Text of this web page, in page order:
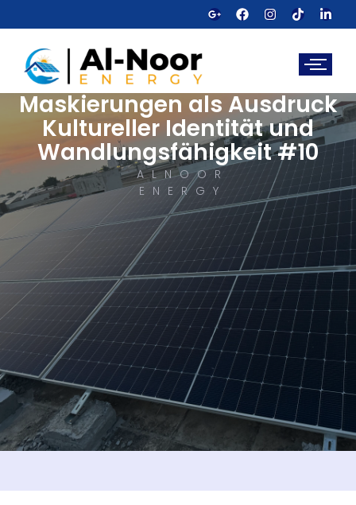
Maskierungen als Ausdruck
Kultureller Identität und
Wandlungsfähigkeit #10
ALNOOR
ENERGY